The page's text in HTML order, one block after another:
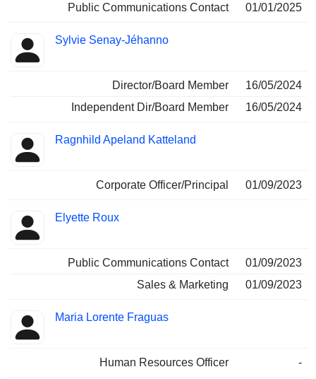
Public Communications Contact 01/01/2025
Sylvie Senay-Jéhanno
Director/Board Member
16/05/2024
Independent Dir/Board Member
16/05/2024
Ragnhild Apeland Katteland
Corporate Officer/Principal 01/09/2023
Elyette Roux
Public Communications Contact
01/09/2023
Sales & Marketing
01/09/2023
Maria Lorente Fraguas
Human Resources Officer -